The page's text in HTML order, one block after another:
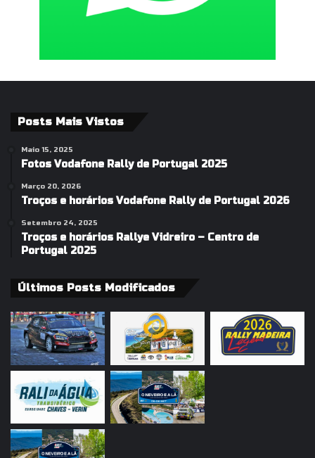
Posts Mais Vistos
Maio 15, 2025
Fotos Vodafone Rally de Portugal 2025
Março 20, 2026
Troços e horários Vodafone Rally de Portugal 2026
Setembro 24, 2025
Troços e horários Rallye Vidreiro – Centro de
Portugal 2025
Últimos Posts Modificados